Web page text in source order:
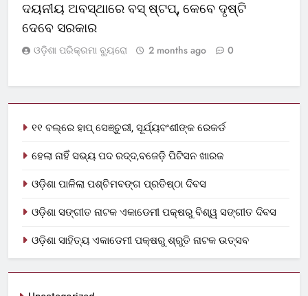
ଦୟନୀୟ ଅବସ୍ଥାରେ ବସ୍‌ ଷ୍ଟପ୍‌, କେବେ ଦୃଷ୍ଟି
ଦେବେ ସରକାର
ଓଡ଼ିଶା ପରିକ୍ରମା ବ୍ୟୁରୋ 2 months ago 0
୧୧ ବଲ୍‌ରେ ହାପ୍ ସେଞ୍ଚୁରୀ, ସୂର୍ଯ୍ୟବଂଶୀଙ୍କ ରେକର୍ଡ
ହେଲା ନାହିଁ ସଭ୍ୟ ପଦ ରଦ୍ଦ,ବଜେଡ଼ି ପିଟିସନ ଖାରଜ
ଓଡ଼ିଶା ପାଳିଲା ପଶ୍ଚିମବଙ୍ଗ ପ୍ରତିଷ୍ଠା ଦିବସ
ଓଡ଼ିଶା ସଙ୍ଗୀତ ନାଟକ ଏକାଡେମୀ ପକ୍ଷରୁ ବିଶ୍ୱ ସଙ୍ଗୀତ ଦିବସ
ଓଡ଼ିଶା ସାହିତ୍ୟ ଏକାଡେମୀ ପକ୍ଷରୁ ଶ୍ରୁତି ନାଟକ ଉତ୍ସବ